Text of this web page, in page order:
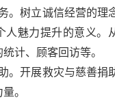
。树立诚信经营的
人魅力提升的意义。
计、顾客回访等。
。开展救灾与慈善捐
。